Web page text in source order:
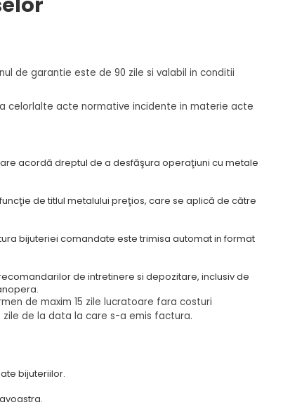
de garantie este de 90 zile si valabil in conditii
celorlalte acte normative incidente in materie acte
acordă dreptul de a desfăşura operaţiuni cu metale
de titlul metalului preţios, care se aplică de către
bijuteriei comandate este trimisa automat in format
de intretinere si depozitare, inclusiv de
de maxim 15 zile lucratoare fara costuri
zile de la data la care s-a emis factura.
bijuteriilor.